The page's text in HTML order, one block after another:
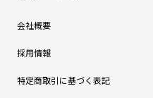
会社概要
採用情報
特定商取引に基づく表記